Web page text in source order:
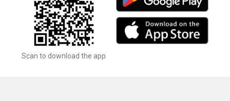
Scan to download the app